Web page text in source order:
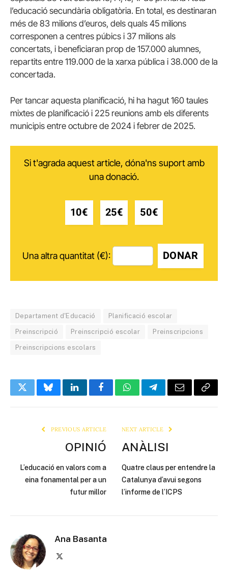
l’educació secundària obligatòria. En total, es destinaran
més de 83 milions d’euros, dels quals 45 milions
corresponen a centres púbics i 37 milions als
concertats, i beneficiaran prop de 157.000 alumnes,
repartits entre 119.000 de la xarxa pública i 38.000 de la
concertada.
Per tancar aquesta planificació, hi ha hagut 160 taules
mixtes de planificació i 225 reunions amb els diferents
municipis entre octubre de 2024 i febrer de 2025.
Si t'agrada aquest article, dóna'ns suport amb
una donació.
10€ 25€ 50€
Una altra quantitat (€): DONAR
Departament d'Educació Planificació escolar
Preinscripció Preinscripció escolar Preinscripcions
Preinscripcions escolars
TwitterBlueskyLinkedInFacebookWhatsAppTelegramEmail Copy
PREVIOUS ARTICLE
OPINIÓ
L’educació en valors com a
eina fonamental per a un
futur millor
NEXT ARTICLE
ANÀLISI
Quatre claus per entendre la
Catalunya d’avui segons
l’informe de l’ICPS
Ana Basanta